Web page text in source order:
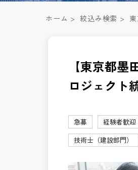
ホーム > 絞込み検索 >
【東京都
ロジェクト
急募 経験者歓迎
技術士（建設部門）